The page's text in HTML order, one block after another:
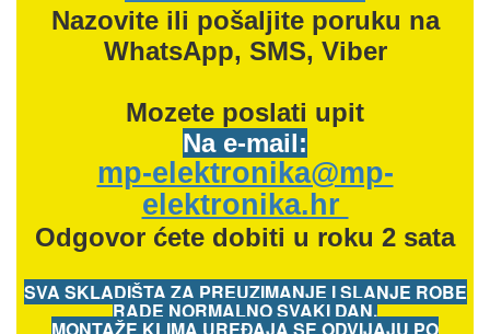
Nazovite ili pošaljite poruku na
WhatsApp, SMS, Viber
Mozete poslati upit
Na e-mail:
mp-elektronika@mp-
elektronika.hr
Odgovor ćete dobiti u roku 2 sata
SVA SKLADIŠTA ZA PREUZIMANJE I SLANJE ROBE
RADE NORMALNO SVAKI DAN.